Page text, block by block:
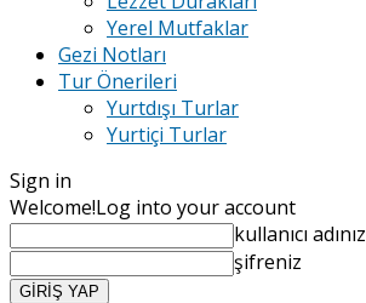
Yerel Mutfaklar
Gezi Notları
Tur Önerileri
Yurtdışı Turlar
Yurtiçi Turlar
Sign in
Welcome!Log into your account
kullanıcı adınız
şifreniz